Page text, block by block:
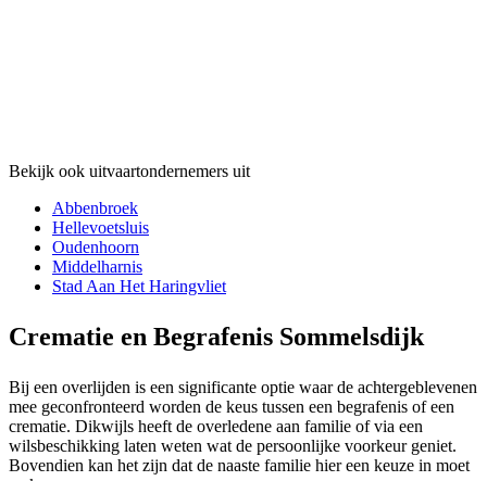
Bekijk ook uitvaartondernemers uit
Abbenbroek
Hellevoetsluis
Oudenhoorn
Middelharnis
Stad Aan Het Haringvliet
Crematie en Begrafenis Sommelsdijk
Bij een overlijden is een significante optie waar de achtergeblevenen
mee geconfronteerd worden de keus tussen een begrafenis of een
crematie. Dikwijls heeft de overledene aan familie of via een
wilsbeschikking laten weten wat de persoonlijke voorkeur geniet.
Bovendien kan het zijn dat de naaste familie hier een keuze in moet